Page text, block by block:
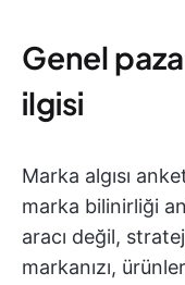
Genel
ilgisi
Marka algısı
marka bilinirliği
aracı değil,
markanızı,